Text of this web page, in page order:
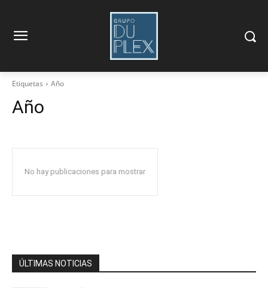
Etiquetas Año
Año
No hay publicaciones para mostrar
ÚLTIMAS NOTICIAS